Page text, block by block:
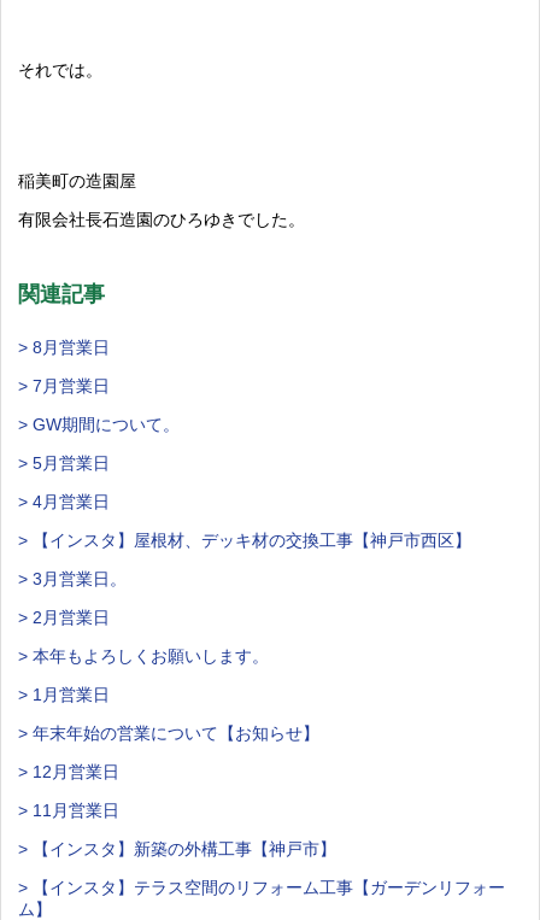
それでは。
稲美町の造園屋
有限会社長石造園のひろゆきでした。
関連記事
> 8月営業日
> 7月営業日
> GW期間について。
> 5月営業日
> 4月営業日
> 【インスタ】屋根材、デッキ材の交換工事【神戸市西区】
> 3月営業日。
> 2月営業日
> 本年もよろしくお願いします。
> 1月営業日
> 年末年始の営業について【お知らせ】
> 12月営業日
> 11月営業日
> 【インスタ】新築の外構工事【神戸市】
> 【インスタ】テラス空間のリフォーム工事【ガーデンリフォー
ム】